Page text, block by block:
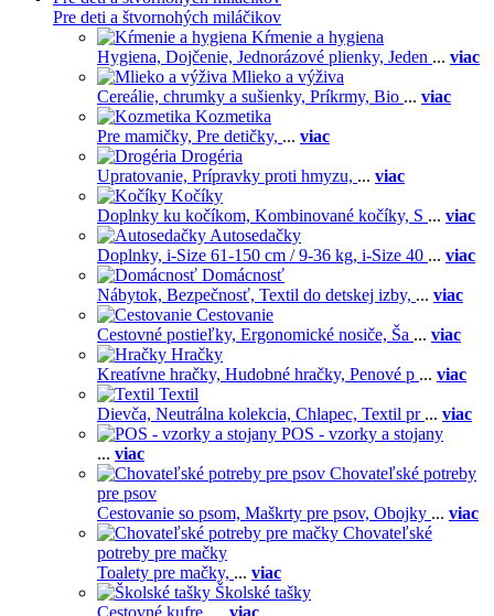
Pre deti a štvornohých miláčikov
Kŕmenie a hygiena
Hygiena, Dojčenie, Jednorázové plienky, Jeden ... viac
Mlieko a výživa
Cereálie, chrumky a sušienky, Príkrmy, Bio ... viac
Kozmetika
Pre mamičky, Pre detičky, ... viac
Drogéria
Upratovanie, Prípravky proti hmyzu, ... viac
Kočíky
Doplnky ku kočíkom, Kombinované kočíky, S ... viac
Autosedačky
Doplnky, i-Size 61-150 cm / 9-36 kg, i-Size 40 ... viac
Domácnosť
Nábytok, Bezpečnosť, Textil do detskej izby, ... viac
Cestovanie
Cestovné postieľky, Ergonomické nosiče, Ša ... viac
Hračky
Kreatívne hračky, Hudobné hračky, Penové p ... viac
Textil
Dievča, Neutrálna kolekcia, Chlapec, Textil pr ... viac
POS - vzorky a stojany
... viac
Chovateľské potreby
pre psov
Cestovanie so psom, Maškrty pre psov, Obojky ... viac
Chovateľské
potreby pre mačky
Toalety pre mačky, ... viac
Školské tašky
Cestovné kufre, ... viac